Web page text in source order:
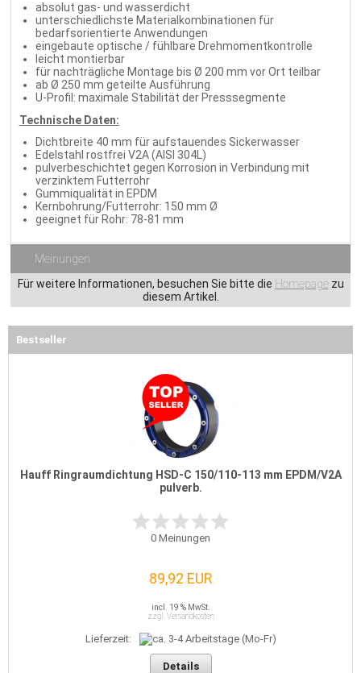
absolut gas- und wasserdicht
unterschiedlichste Materialkombinationen für
bedarfsorientierte Anwendungen
eingebaute optische / fühlbare Drehmomentkontrolle
leicht montierbar
für nachträgliche Montage bis Ø 200 mm vor Ort teilbar
ab Ø 250 mm geteilte Ausführung
U-Profil: maximale Stabilität der Presssegmente
Technische Daten:
Dichtbreite 40 mm für aufstauendes Sickerwasser
Edelstahl rostfrei V2A (AISI 304L)
pulverbeschichtet gegen Korrosion in Verbindung mit
verzinktem Futterrohr
Gummiqualität in EPDM
Kernbohrung/Futterrohr: 150 mm Ø
geeignet für Rohr: 78-81 mm
Meinungen
Für weitere Informationen, besuchen Sie bitte die Homepagezu
diesem Artikel.
Bestseller
Hauff Ringraumdichtung HSD-C 150/110-113 mm EPDM/V2A
pulverb.
0 Meinungen
89,92 EUR
incl. 19 % MwSt.
zzgl. Versandkosten
Lieferzeit:
Details